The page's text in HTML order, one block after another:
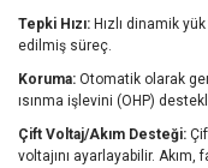
Tepki Hızı: Hızlı dinamik
edilmiş süreç.
Koruma: Otomatik olarak geri
ısınma işlevini (OHP)
Çift Voltaj/Akım Desteği:
voltajını ayarlayabilir.